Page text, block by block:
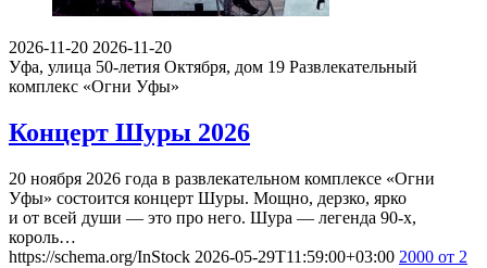
2026-11-20 2026-11-20
Уфа, улица 50-летия Октября, дом 19 Развлекательный
комплекс «Огни Уфы»
Концерт Шуры 2026
20 ноября 2026 года в развлекательном комплексе «Огни
Уфы» состоится концерт Шуры. Мощно, дерзко, ярко
и от всей души — это про него. Шура — легенда 90-х,
король…
https://schema.org/InStock 2026-05-29T11:59:00+03:00 2000 от 2